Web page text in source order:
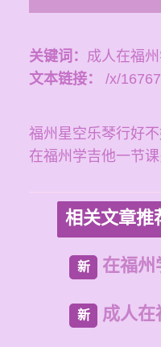
关键词： 成人在福
文本链接：
/x/
福州星空乐琴行好
在福州学吉他一节
相关文章推
新 在福州
新 成人在